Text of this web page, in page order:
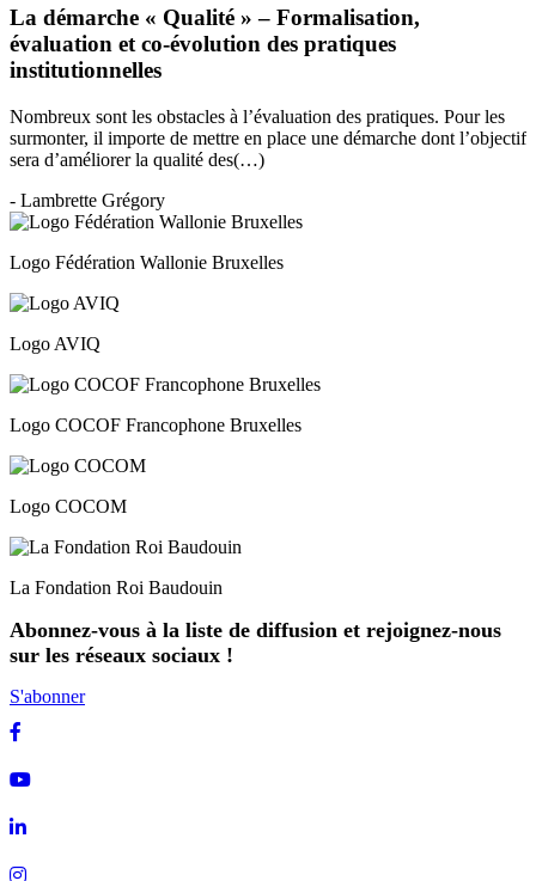
La démarche « Qualité » – Formalisation,
évaluation et co-évolution des pratiques
institutionnelles
Nombreux sont les obstacles à l’évaluation des pratiques. Pour les
surmonter, il importe de mettre en place une démarche dont l’objectif
sera d’améliorer la qualité des(…)
- Lambrette Grégory
Logo Fédération Wallonie Bruxelles
Logo AVIQ
Logo COCOF Francophone Bruxelles
Logo COCOM
La Fondation Roi Baudouin
Abonnez-vous à la liste de diffusion et rejoignez-nous
sur les réseaux sociaux !
S'abonner